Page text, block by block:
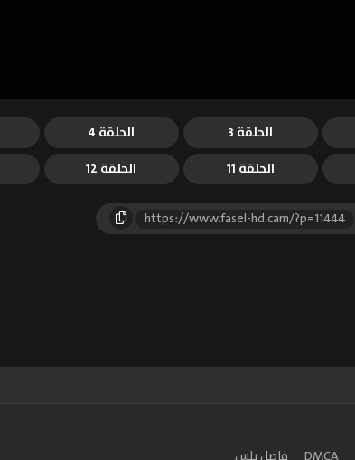
الحلقة 3 الحلقة 4
الحلقة 11 الحلقة 12
https://www.fasel-hd.cam/?p=11444